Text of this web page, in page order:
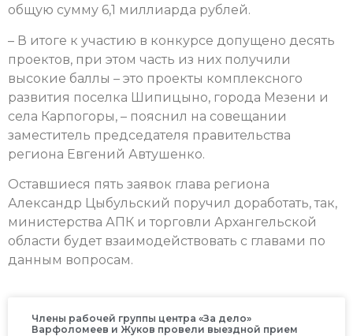
общую сумму 6,1 миллиарда рублей.
– В итоге к участию в конкурсе допущено десять
проектов, при этом часть из них получили
высокие баллы – это проекты комплексного
развития поселка Шипицыно, города Мезени и
села Карпогоры, – пояснил на совещании
заместитель председателя правительства
региона Евгений Автушенко.
Оставшиеся пять заявок глава региона
Александр Цыбульский поручил доработать, так,
министерства АПК и торговли Архангельской
области будет взаимодействовать с главами по
данным вопросам.
Члены рабочей группы центра «За дело»
Варфоломеев и Жуков провели выездной прием